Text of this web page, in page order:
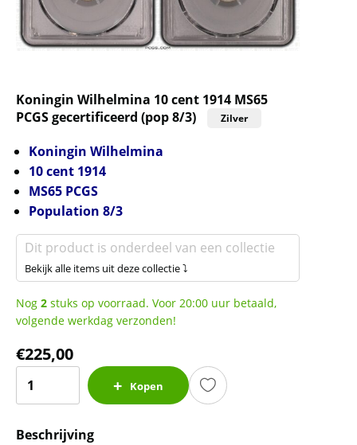
Koningin Wilhelmina 10 cent 1914 MS65
PCGS gecertificeerd (pop 8/3)
Zilver
Koningin Wilhelmina
10 cent 1914
MS65 PCGS
Population 8/3
Dit product is onderdeel van een collectie
Bekijk alle items uit deze collectie ⤵
Nog 2 stuks op voorraad. Voor 20:00 uur betaald,
volgende werkdag verzonden!
€225,00
Wilhelmina
cent
Kopen
Beschrijving